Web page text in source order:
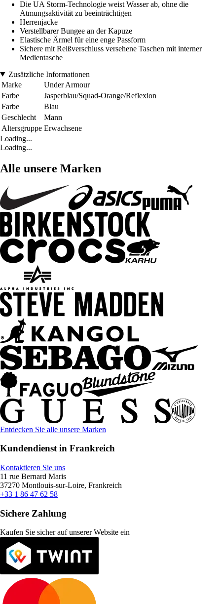
Die UA Storm-Technologie weist Wasser ab, ohne die
Atmungsaktivität zu beeinträchtigen
Herrenjacke
Verstellbarer Bungee an der Kapuze
Elastische Ärmel für eine enge Passform
Sichere mit Reißverschluss versehene Taschen mit interner
Medientasche
Zusätzliche Informationen
Marke
Under Armour
Farbe
Jasperblau/Squad-Orange/Reflexion
Farbe
Blau
Geschlecht
Mann
Altersgruppe Erwachsene
Loading...
Loading...
Alle unsere Marken
Entdecken Sie alle unsere Marken
Kundendienst in Frankreich
Kontaktieren Sie uns
11 rue Bernard Maris
37270 Montlouis-sur-Loire, Frankreich
+33 1 86 47 62 58
Sichere Zahlung
Kaufen Sie sicher auf unserer Website ein